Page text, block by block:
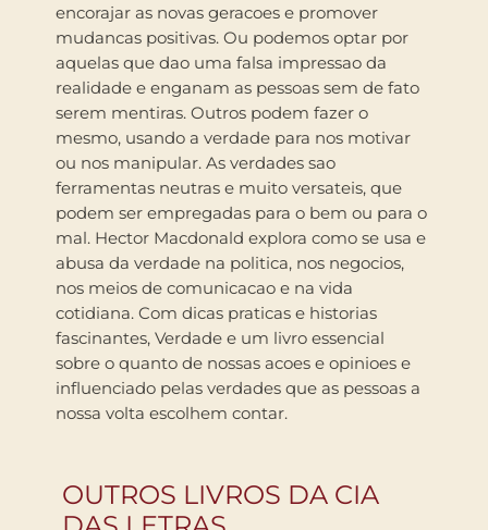
encorajar as novas geracoes e promover
mudancas positivas. Ou podemos optar por
aquelas que dao uma falsa impressao da
realidade e enganam as pessoas sem de fato
serem mentiras. Outros podem fazer o
mesmo, usando a verdade para nos motivar
ou nos manipular. As verdades sao
ferramentas neutras e muito versateis, que
podem ser empregadas para o bem ou para o
mal. Hector Macdonald explora como se usa e
abusa da verdade na politica, nos negocios,
nos meios de comunicacao e na vida
cotidiana. Com dicas praticas e historias
fascinantes, Verdade e um livro essencial
sobre o quanto de nossas acoes e opinioes e
influenciado pelas verdades que as pessoas a
nossa volta escolhem contar.
OUTROS LIVROS DA CIA